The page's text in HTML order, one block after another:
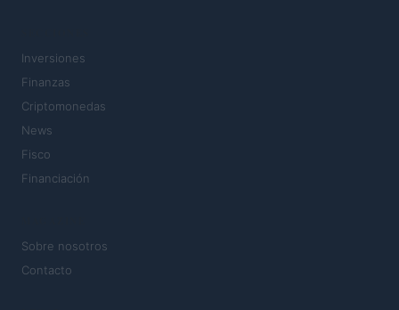
Inversiones
Finanzas
Criptomonedas
News
Fisco
Financiación
Sobre nosotros
Contacto